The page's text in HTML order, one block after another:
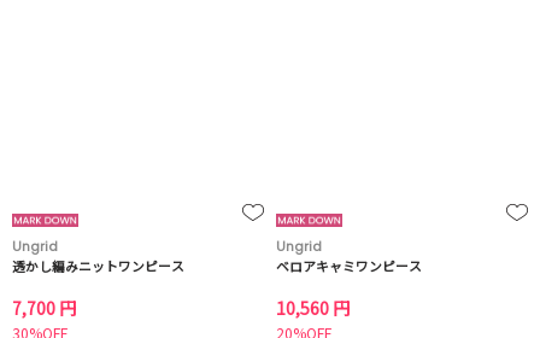
Ungrid
透かし編みニットワンピース
7,700 円
30%OFF
Ungrid
ベロアキャミワンピース
10,560 円
20%OFF